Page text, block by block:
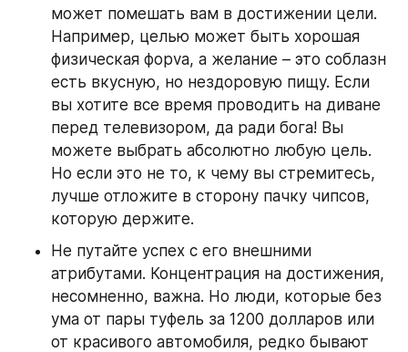
может помешать вам в достижении цели.
Например, целью может быть хорошая
физическая форvа, а желание – это соблазн
есть вкусную, но нездоровую пищу. Если
вы хотите все время проводить на диване
перед телевизором, да ради бога! Вы
можете выбрать абсолютно любую цель.
Но если это не то, к чему вы стремитесь,
лучше отложите в сторону пачку чипсов,
которую держите.
Не путайте успех с его внешними
атрибутами. Концентрация на достижения,
несомненно, важна. Но люди, которые без
ума от пары туфель за 1200 долларов или
от красивого автомобиля, редко бывают